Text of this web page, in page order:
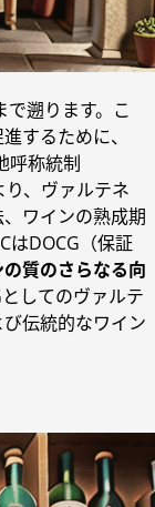
で遡ります。こ
するために、
呼称統制
り、ヴァルテネ
ワインの熟成期
はDOCG（保証
質のさらなる向
してのヴァルテ
伝統的なワイン